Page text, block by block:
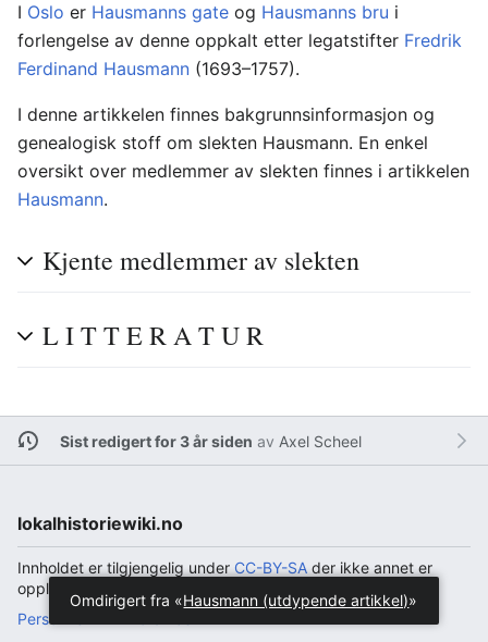
I Oslo er Hausmanns gate og Hausmanns bru i
forlengelse av denne oppkalt etter legatstifter Fredrik
Ferdinand Hausmann (1693–1757).
I denne artikkelen finnes bakgrunnsinformasjon og
genealogisk stoff om slekten Hausmann. En enkel
oversikt over medlemmer av slekten finnes i artikkelen
Hausmann.
Kjente medlemmer av slekten
L I T T E R A T U R
Sist redigert for 3 år siden av Axel Scheel
lokalhistoriewiki.no
Innholdet er tilgjengelig under CC-BY-SA der ikke annet er
opplyst.
Personvern
Omdirigert fra «Hausmann (utdypende artikkel)»